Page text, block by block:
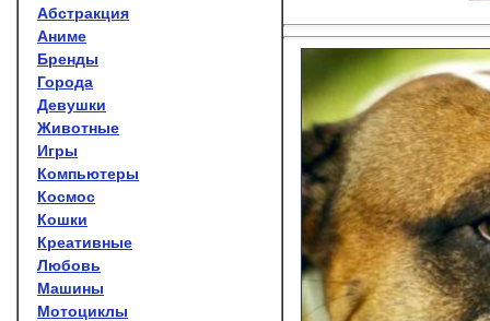
Абстракция
Аниме
Бренды
Города
Девушки
Животные
Игры
Компьютеры
Космос
Кошки
Креативные
Любовь
Машины
Мотоциклы